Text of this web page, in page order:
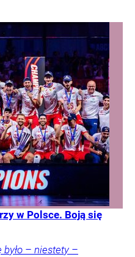
w Polsce. Boją się
było – niestety –